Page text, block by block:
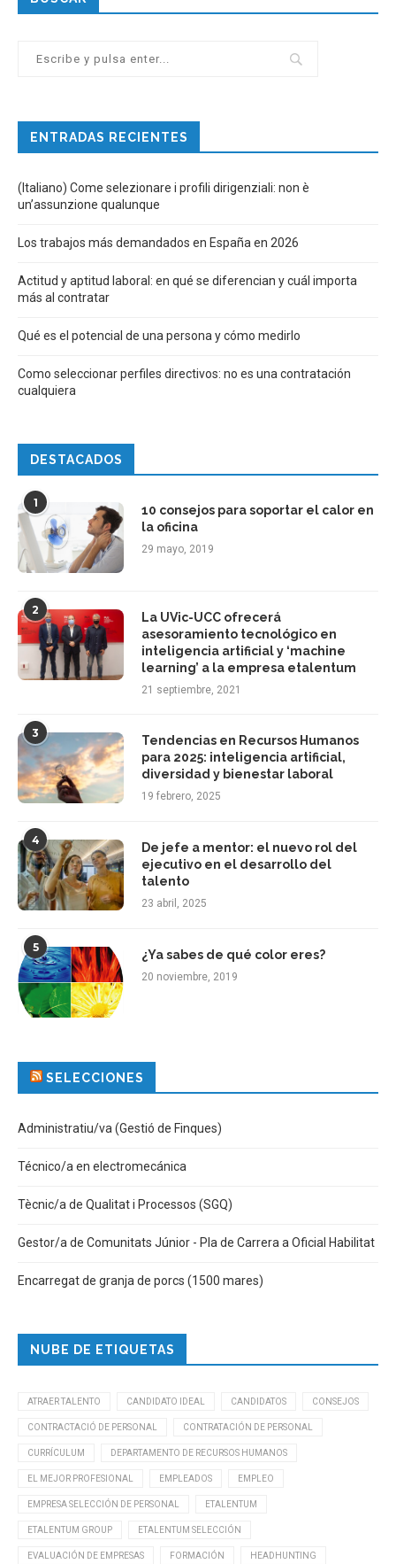
ENTRADAS RECIENTES
(Italiano) Come selezionare i profili dirigenziali: non è
un’assunzione qualunque
Los trabajos más demandados en España en 2026
Actitud y aptitud laboral: en qué se diferencian y cuál importa
más al contratar
Qué es el potencial de una persona y cómo medirlo
Como seleccionar perfiles directivos: no es una contratación
cualquiera
DESTACADOS
1
10 consejos para soportar el calor en
la oficina
29 mayo, 2019
2
La UVic-UCC ofrecerá
asesoramiento tecnológico en
inteligencia artificial y ‘machine
learning’ a la empresa etalentum
21 septiembre, 2021
3
Tendencias en Recursos Humanos
para 2025: inteligencia artificial,
diversidad y bienestar laboral
19 febrero, 2025
4
De jefe a mentor: el nuevo rol del
ejecutivo en el desarrollo del
talento
23 abril, 2025
5
¿Ya sabes de qué color eres?
20 noviembre, 2019
SELECCIONES
Administratiu/va (Gestió de Finques)
Técnico/a en electromecánica
Tècnic/a de Qualitat i Processos (SGQ)
Gestor/a de Comunitats Júnior - Pla de Carrera a Oficial Habilitat
Encarregat de granja de porcs (1500 mares)
NUBE DE ETIQUETAS
ATRAER TALENTO CANDIDATO IDEAL CANDIDATOS CONSEJOS
CONTRACTACIÓ DE PERSONAL CONTRATACIÓN DE PERSONAL
CURRÍCULUM DEPARTAMENTO DE RECURSOS HUMANOS
EL MEJOR PROFESIONAL EMPLEADOS EMPLEO
EMPRESA SELECCIÓN DE PERSONAL ETALENTUM
ETALENTUM GROUP ETALENTUM SELECCIÓN
EVALUACIÓN DE EMPRESAS FORMACIÓN HEADHUNTING